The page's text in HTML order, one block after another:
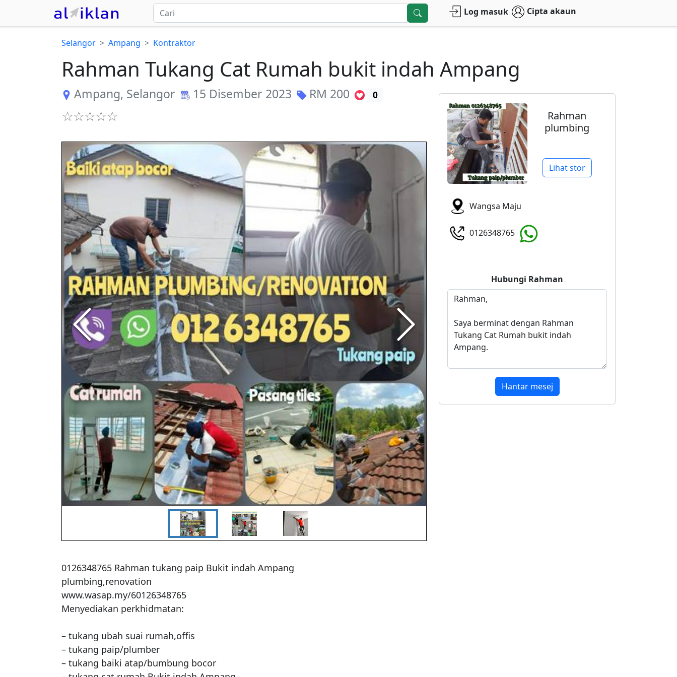
Log masuk Cipta akaun
Selangor Ampang Kontraktor
Rahman Tukang Cat Rumah bukit indah Ampang
Ampang, Selangor 15 Disember 2023 RM 200 0
0126348765 Rahman tukang paip Bukit indah Ampang
plumbing,renovation
www.wasap.my/60126348765
Menyediakan perkhidmatan:
– tukang ubah suai rumah,offis
– tukang paip/plumber
– tukang baiki atap/bumbung bocor
Rahman
plumbing
Lihat stor
Wangsa Maju
0126348765
Hubungi Rahman
Hantar mesej